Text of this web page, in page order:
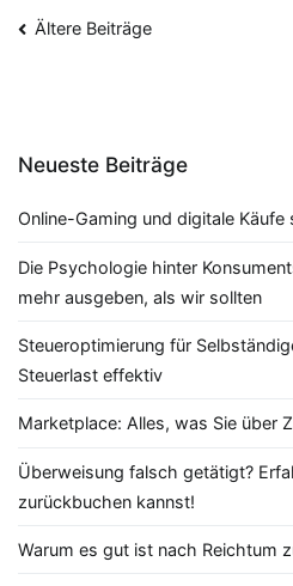
Ältere Beiträge
Neueste Beiträge
Online-Gaming und digitale
Die Psychologie hinter
mehr ausgeben, als wir sollten
Steueroptimierung für
Steuerlast effektiv
Marketplace: Alles, was Sie über
Überweisung falsch getätigt?
zurückbuchen kannst!
Warum es gut ist nach Reichtum